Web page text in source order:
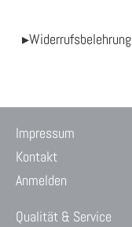
▸Widerrufsbelehrung
Impressum
Kontakt
Anmelden
Qualität & Service